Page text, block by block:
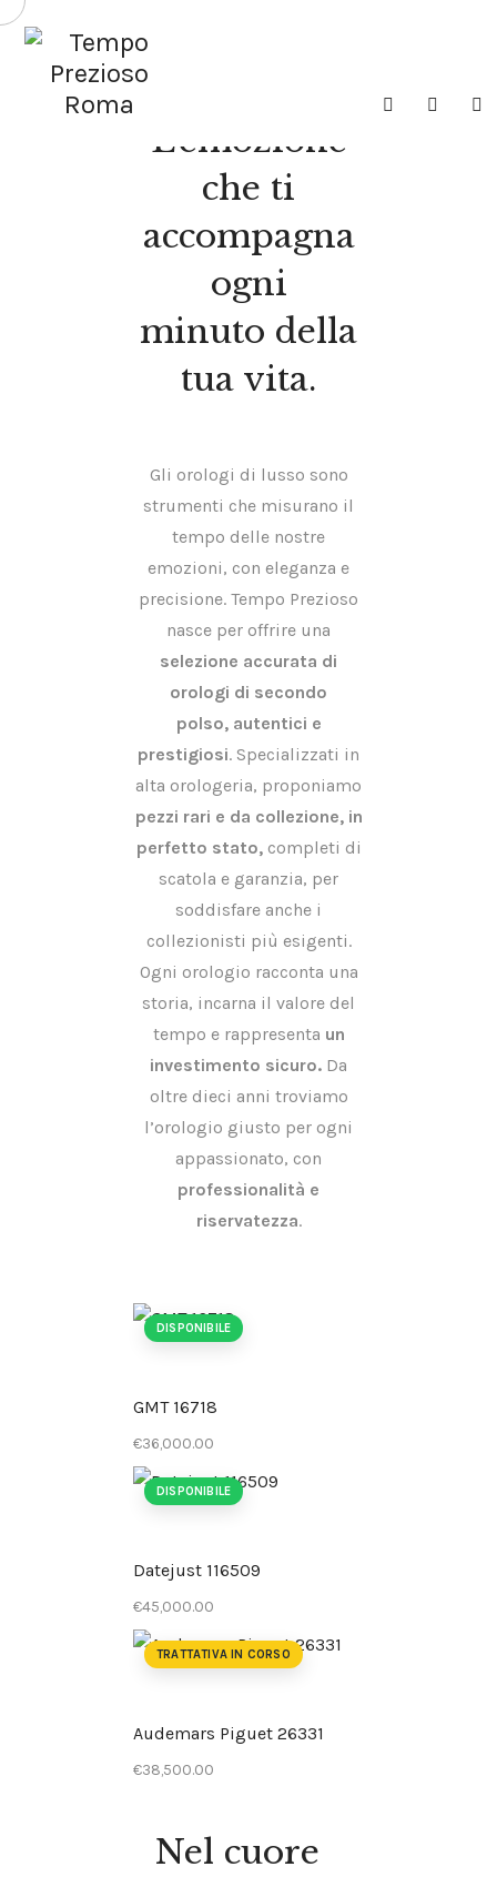
CHI SIAMO
SHOP
GIOIELLERIA
MAGAZINE
CONTATTI
L’emozione
che ti
accompagna
ogni
minuto della
tua vita.
Gli orologi di lusso sono
strumenti che misurano il
tempo delle nostre
emozioni, con eleganza e
precisione. Tempo Prezioso
nasce per offrire una
selezione accurata di
orologi di secondo
polso, autentici e
prestigiosi. Specializzati in
alta orologeria, proponiamo
pezzi rari e da collezione, in
perfetto stato,completi di
scatola e garanzia, per
soddisfare anche i
collezionisti più esigenti.
Ogni orologio racconta una
storia, incarna il valore del
tempo e rappresenta un
investimento sicuro. Da
oltre dieci anni troviamo
l’orologio giusto per ogni
appassionato, con
professionalità e
riservatezza.
DISPONIBILE
GMT 16718
€36,000.00
DISPONIBILE
Datejust 116509
€45,000.00
TRATTATIVA IN CORSO
Audemars Piguet 26331
€38,500.00
Nel cuore